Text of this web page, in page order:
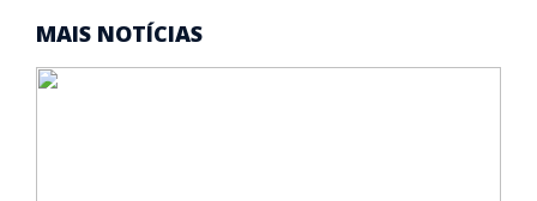
MAIS NOTÍCIAS